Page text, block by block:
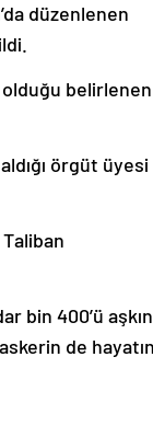
düzenlenen
olduğu belirlenen
örgüt üyesi
bin 400’ü aşkın
de